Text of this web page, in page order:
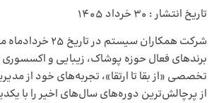
تاریخ انتشار : 30 خرداد 1405
شرکت همکاران سیستم
برندهای فعال حوزه پوشاک، زیبایی و اکسسوری
تخصصی «از بقا تا ارتقا»، تجربه‌های خود از
از پرچالش‌ترین دوره‌های سال‌های اخیر را با